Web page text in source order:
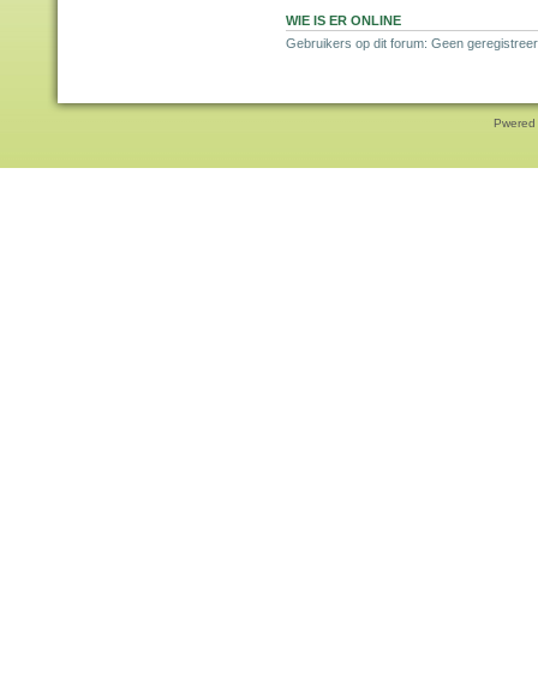
WIE IS ER ONLINE
Gebruikers op dit forum: Geen